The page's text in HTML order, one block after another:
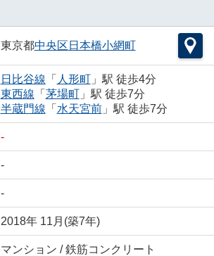
東京都中央区 日本橋小網町
日比谷線 「 人形町」駅 徒歩4分
東西線 「 茅場町」駅 徒歩7分
半蔵門線 「 水天宮前」駅 徒歩7分
-
-
-
2018年 11月(築7年)
マンション / 鉄筋コンクリート